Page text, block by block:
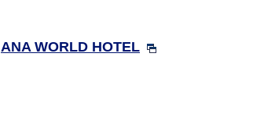
ANA WORLD HOTEL